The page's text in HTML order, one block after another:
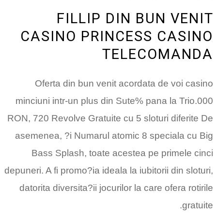
FILLIP DIN BUN VENIT
CASINO PRINCESS CASINO
TELECOMANDA
Oferta din bun venit acordata de voi casino
minciuni intr-un plus din Sute% pana la Trio.000
RON, 720 Revolve Gratuite cu 5 sloturi diferite De
asemenea, ?i Numarul atomic 8 speciala cu Big
Bass Splash, toate acestea pe primele cinci
depuneri. A fi promo?ia ideala la iubitorii din sloturi,
datorita diversita?ii jocurilor la care ofera rotirile
gratuite.